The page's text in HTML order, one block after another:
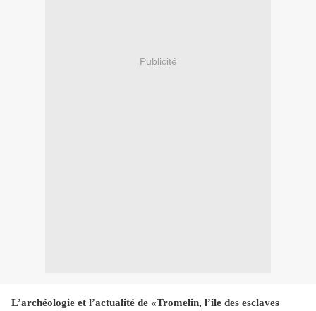
Publicité
L’archéologie et l’actualité de «Tromelin, l’île des esclaves